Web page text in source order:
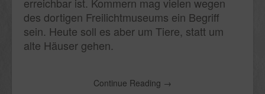
des dortigen Freilichtmuseums ein Begriff
sein. Heute soll es aber um Tiere, statt um
alte Häuser gehen.
Continue Reading →